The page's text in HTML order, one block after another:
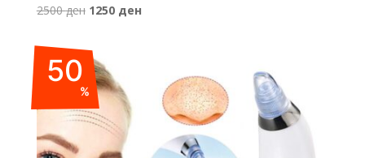
2500ден Original
was:
2500 ден.
1250 денCurrent
50
%